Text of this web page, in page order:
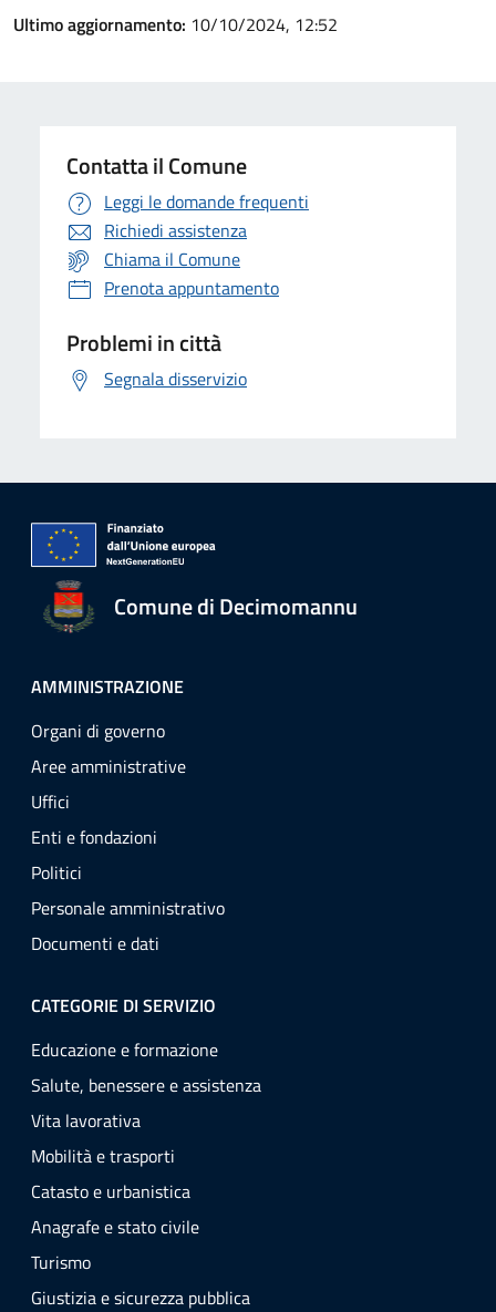
Ultimo aggiornamento: 10/10/2024, 12:52
Contatta il Comune
Leggi le domande frequenti
Richiedi assistenza
Chiama il Comune
Prenota appuntamento
Problemi in città
Segnala disservizio
Comune di Decimomannu
AMMINISTRAZIONE
Organi di governo
Aree amministrative
Uffici
Enti e fondazioni
Politici
Personale amministrativo
Documenti e dati
CATEGORIE DI SERVIZIO
Educazione e formazione
Salute, benessere e assistenza
Vita lavorativa
Mobilità e trasporti
Catasto e urbanistica
Anagrafe e stato civile
Turismo
Giustizia e sicurezza pubblica